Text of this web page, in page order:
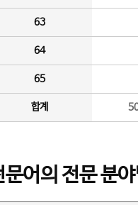
63
64
65
합계
문어의 전문 분